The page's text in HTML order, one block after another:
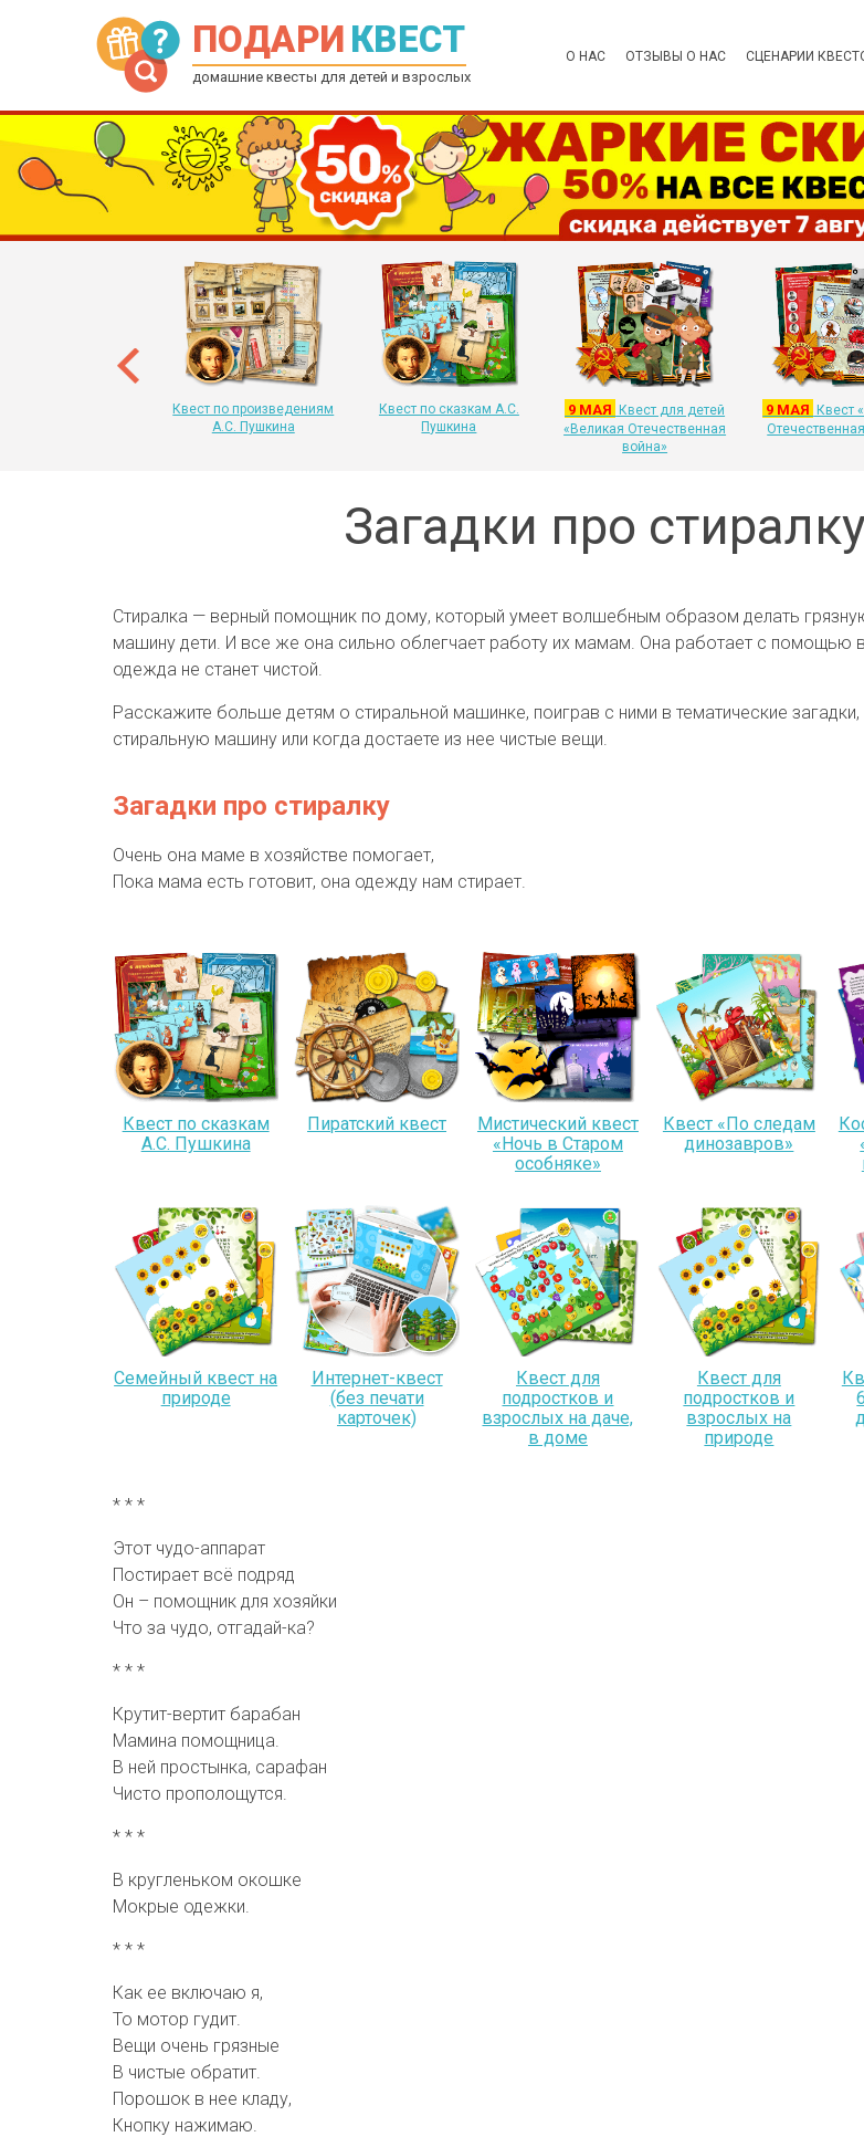
ПОДАРИ КВЕСТ
домашние квесты для детей и взрослых
О НАС ОТЗЫВЫ О НАС СЦЕНАРИИ
Квест по произведениям
А.С. Пушкина
Квест по сказкам А.С.
Пушкина
9 МАЯ
Квест для детей
«Великая Отечественная
война»
9 МАЯ
Квест
Загадки про
Стиралка — верный помощник по дому, который умеет волшебным образом делать
машину дети. И все же она сильно облегчает работу их мамам. Она работает с помощью
одежда не станет чистой.
Расскажите больше детям о стиральной машинке, поиграв с ними в тематические
стиральную машину или когда достаете из нее чистые вещи.
Загадки про стиралку
Очень она маме в хозяйстве помогает,
Пока мама есть готовит, она одежду нам стирает.
Квест по сказкам
А.С. Пушкина
Пиратский квест
Мистический квест
«Ночь в Старом
особняке»
Квест «По следам
динозавров»
Семейный квест на
природе
Интернет-квест
(без печати
карточек)
Квест для
подростков и
взрослых на даче,
в доме
Квест для
подростков и
взрослых на
природе
* * *
Этот чудо-аппарат
Постирает всё подряд
Он – помощник для хозяйки
Что за чудо, отгадай-ка?
* * *
Крутит-вертит барабан
Мамина помощница.
В ней простынка, сарафан
Чисто прополощутся.
* * *
В кругленьком окошке
Мокрые одежки.
* * *
Как ее включаю я,
То мотор гудит.
Вещи очень грязные
В чистые обратит.
Порошок в нее кладу,
Кнопку нажимаю.